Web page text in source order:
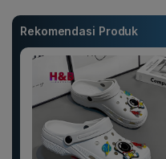
Rekomendasi Produk